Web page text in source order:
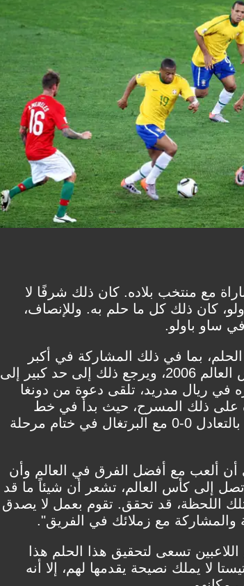
خاض بابتيستا 47 مباراة مع منتخب بلاده. كان ذلك شرفًا لا
كان ذلك كل ما حلم به. وللإنصاف،
ساو باولو.
بما في ذلك المشاركة في أكبر
مسرح له. بعد أن غاب عن كأس العالم 2006، ويرجع ذلك إلى حد كبير إلى
في ريال مدريد، تلقى دعوة من دونغا
واحدة على ذلك المسرح، حيث بدأ في خط
الهجوم في المباراة التي انتهت بالتعادل 0-0 مع البرتغال في ختام مرحلة
ألعب مع أفضل الفرق في العالم وأن
إلى كأس العالم، تشعر أن شيئاً ما قد
اللحظة، قد تحقق. تقوم بعمل لا يصدق
مع زملائك في الفريق".
تسعى لتحقيق هذا الحلم هذا
لا يملك نصيحة يقدمها لهم، إلا أنه